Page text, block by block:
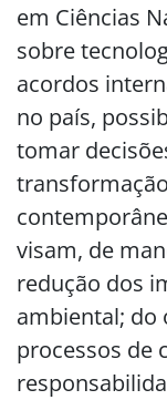
em Ciências
sobre
acordos
no país,
tomar
visam, de
redução dos
ambiental; do
processos de